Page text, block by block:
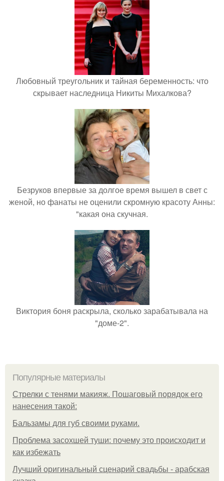
Любовный треугольник и тайная беременность: что
скрывает наследница Никиты Михалкова?
Безруков впервые за долгое время вышел в свет с
женой, но фанаты не оценили скромную красоту Анны:
"какая она скучная.
Виктория боня раскрыла, сколько зарабатывала на
"доме-2".
Популярные материалы
Стрелки с тенями макияж. Пошаговый порядок его
нанесения такой:
Бальзамы для губ своими руками.
Проблема засохшей туши: почему это происходит и
как избежать
Лучший оригинальный сценарий свадьбы - арабская